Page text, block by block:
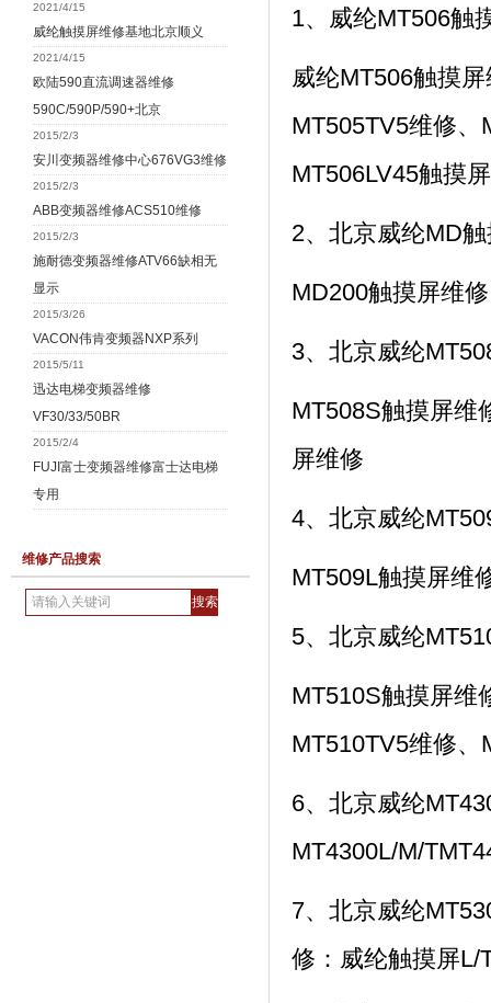
2021/4/15
威纶触摸屏维修基地北京顺义
2021/4/15
欧陆590直流调速器维修
590C/590P/590+北京
2015/2/3
安川变频器维修中心676VG3维修
2015/2/3
ABB变频器维修ACS510维修
2015/2/3
施耐德变频器维修ATV66缺相无
显示
2015/3/26
VACON伟肯变频器NXP系列
2015/5/11
迅达电梯变频器维修
VF30/33/50BR
2015/2/4
FUJI富士变频器维修富士达电梯
专用
维修产品搜索
1、威纶MT506触
威纶MT506触摸
MT505TV5维修、
MT506LV45触摸
2、北京威纶MD
MD200触摸屏维
3、北京威纶
MT508S触摸屏维
屏维修
4、北京威纶
MT509L触摸屏维
5、北京威纶
MT510S触摸屏维
MT510TV5维修、
6、北京威纶
MT4300L/M/
7、北京威纶
修：威纶触摸屏L/